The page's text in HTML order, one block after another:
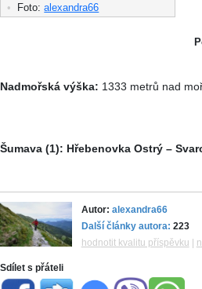
•
Foto:alexandra66
Nadmořská výška: 1333 metrů nad
Šumava (1): Hřebenovka Ostrý –
Autor: alexandra66
Další články autora: 223
hodnotit kvalitu příspěvku
Sdílet s přáteli